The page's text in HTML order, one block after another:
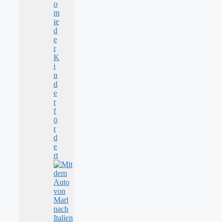
o
m
ie
d
e
r
K
i
n
d
e
r
f
ö
r
d
e
rt